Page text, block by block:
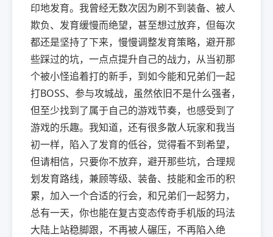
印地发育。我曾经无数次因为刷不到装备、被人
欺负、发育缓慢而绝望，甚至想过放弃，但每次
都还是坚持了下来，慢慢调整发育策略，避开那
些踩过的坑，一点点提升自己的战力，从当初那
个被小怪追着打的新手，到如今能和兄弟们一起
打BOSS、参与攻城战，虽然依旧不是什么强者，
但至少找到了属于自己的游戏节奏，也感受到了
游戏的乐趣。我知道，还有很多散人玩家和我当
初一样，陷入了发育的低谷，觉得看不到希望，
但请相信，只要你不放弃，避开那些坑，合理规
划发育路线，兼顾等级、装备、技能和金币的积
累，加入一个合适的行会，和兄弟们一起努力，
总有一天，你也能在复古变态传奇手机版的玛法
大陆上站稳脚跟，不再被人碾压，不再陷入绝